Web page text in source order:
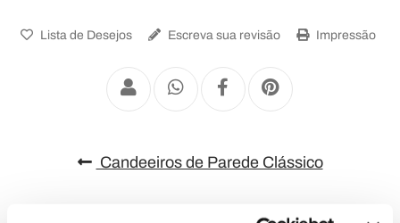
Lista de Desejos Escreva sua revisão Impressão
Candeeiros de Parede Clássico